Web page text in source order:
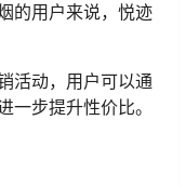
的用户来说，悦迹
活动，用户可以通
一步提升性价比。